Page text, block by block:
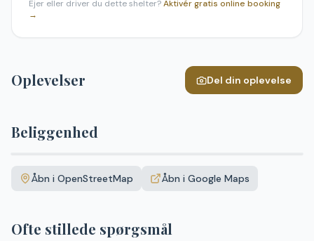
Ejer eller driver du dette shelter?Aktivér gratis online booking
→
Oplevelser Del din oplevelse
Beliggenhed
+Åbn i OpenStreetMap Åbn i Google Maps
Ofte stillede spørgsmål